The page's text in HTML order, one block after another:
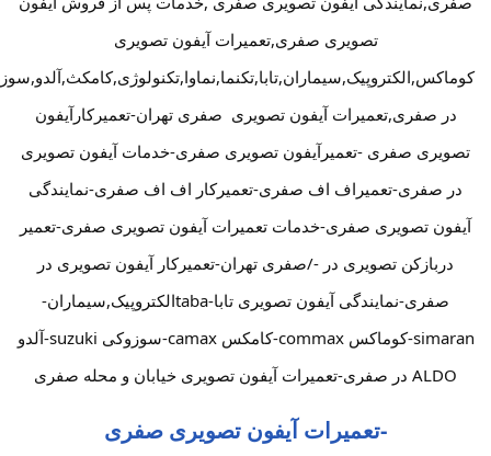
تصویری صفری,تعمیرات آیفون تصویری
در صفری,تعمیرات آیفون تصویری صفری تهران-تعمیرکارآیفون
تصویری صفری -تعمیرآیفون تصویری صفری-خدمات آیفون تصویری
در صفری-تعمیراف اف صفری-تعمیرکار اف اف صفری-نمایندگی
آیفون تصویری صفری-خدمات تعمیرات آیفون تصویری صفری-تعمیر
دربازکن تصویری در -/صفری تهران-تعمیرکار آیفون تصویری در
صفری-نمایندگی آیفون تصویری تابا-tabaالکتروپیک,سیماران-
simaran-کوماکس commax-کامکس camax-سوزوکی suzuki-آلدو
ALDO در صفری-تعمیرات آیفون تصویری خیابان و محله صفری
-تعمیرات آیفون تصویری صفری